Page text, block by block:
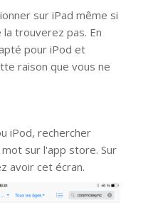
sur iPad même si
la trouverez pas. En
pour iPod et
raison que vous ne
iPod, rechercher
sur l'app store. Sur
avoir cet écran.